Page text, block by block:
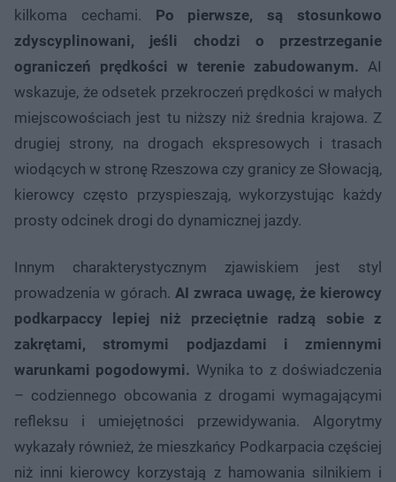
kilkoma cechami. Po pierwsze, są stosunkowo
zdyscyplinowani, jeśli chodzi o przestrzeganie
ograniczeń prędkości w terenie zabudowanym. AI
wskazuje, że odsetek przekroczeń prędkości w małych
miejscowościach jest tu niższy niż średnia krajowa. Z
drugiej strony, na drogach ekspresowych i trasach
wiodących w stronę Rzeszowa czy granicy ze Słowacją,
kierowcy często przyspieszają, wykorzystując każdy
prosty odcinek drogi do dynamicznej jazdy.
Innym charakterystycznym zjawiskiem jest styl
prowadzenia w górach. AI zwraca uwagę, że kierowcy
podkarpaccy lepiej niż przeciętnie radzą sobie z
zakrętami, stromymi podjazdami i zmiennymi
warunkami pogodowymi. Wynika to z doświadczenia
– codziennego obcowania z drogami wymagającymi
refleksu i umiejętności przewidywania. Algorytmy
wykazały również, że mieszkańcy Podkarpacia częściej
niż inni kierowcy korzystają z hamowania silnikiem i